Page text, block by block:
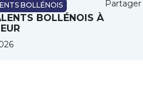
BOLLÉNOIS Partager
BOLLÉNOIS À